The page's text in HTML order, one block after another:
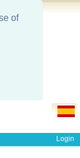
of
Login